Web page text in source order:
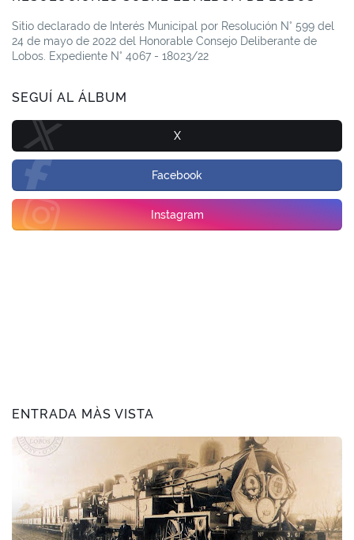
Sitio declarado de Interés Municipal por Resolución N° 599 del
24 de mayo de 2022 del Honorable Consejo Deliberante de
Lobos. Expediente N° 4067 - 18023/22
SEGUÍ AL ÁLBUM
X
Facebook
Instagram
ENTRADA MÀS VISTA